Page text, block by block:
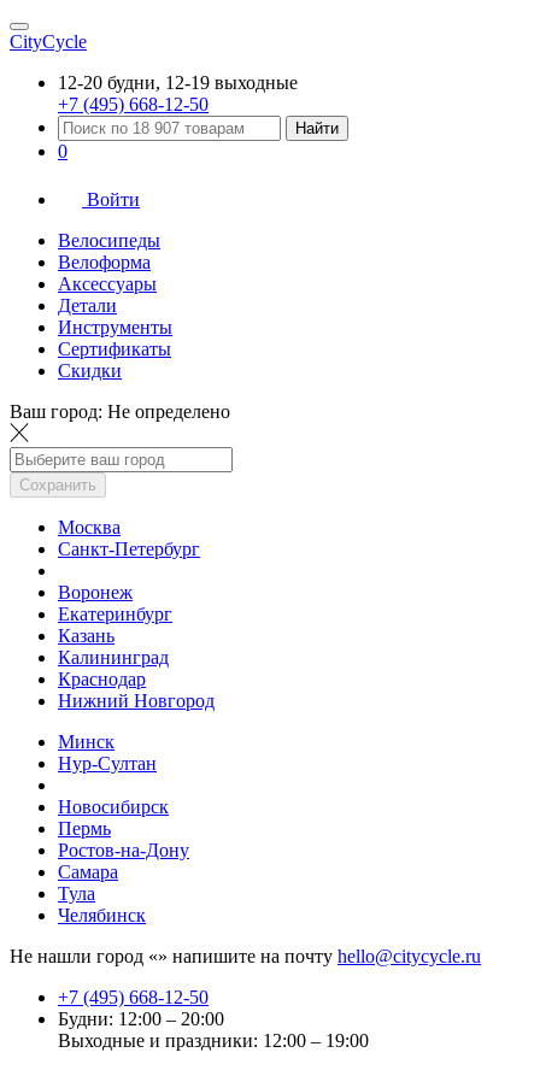
CityCycle
12-20 будни, 12-19 выходные
+7 (495) 668-12-50
Найти
0
Войти
Велосипеды
Велоформа
Аксессуары
Детали
Инструменты
Сертификаты
Скидки
Ваш город: Не определено
Сохранить
Москва
Санкт-Петербург
Воронеж
Екатеринбург
Казань
Калининград
Краснодар
Нижний Новгород
Минск
Нур-Султан
Новосибирск
Пермь
Ростов-на-Дону
Самара
Тула
Челябинск
Не нашли город «» напишите на почту hello@citycycle.ru
+7 (495) 668-12-50
Будни: 12:00 – 20:00
Выходные и праздники: 12:00 – 19:00